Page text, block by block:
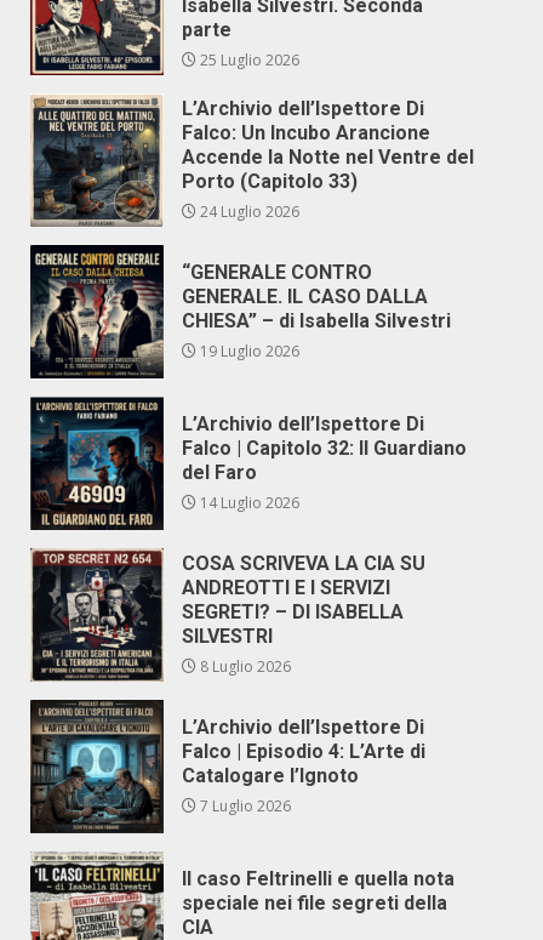
Isabella Silvestri. Seconda
parte
25 Luglio 2026
L’Archivio dell’Ispettore Di
Falco: Un Incubo Arancione
Accende la Notte nel Ventre del
Porto (Capitolo 33)
24 Luglio 2026
“GENERALE CONTRO
GENERALE. IL CASO DALLA
CHIESA” – di Isabella Silvestri
19 Luglio 2026
L’Archivio dell’Ispettore Di
Falco | Capitolo 32: Il Guardiano
del Faro
14 Luglio 2026
COSA SCRIVEVA LA CIA SU
ANDREOTTI E I SERVIZI
SEGRETI? – DI ISABELLA
SILVESTRI
8 Luglio 2026
L’Archivio dell’Ispettore Di
Falco | Episodio 4: L’Arte di
Catalogare l’Ignoto
7 Luglio 2026
Il caso Feltrinelli e quella nota
speciale nei file segreti della
CIA